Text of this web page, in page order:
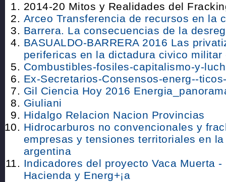
2014-20 Mitos y Realidades del
Arceo Transferencia de recursos en la
Barrera. La consecuencias de la
BASUALDO-BARRERA 2016 Las
perifericas en la dictadura civico militar
Combustibles-fosiles-capitalismo-y-
Ex-Secretarios-Consensos-energ--
Gil Ciencia Hoy 2016
Giuliani
Hidalgo Relacion Nacion Provincias
Hidrocarburos no convencionales y
empresas y tensiones territoriales en
argentina
Indicadores del proyecto Vaca Muerta
Hacienda y Energ+¡a